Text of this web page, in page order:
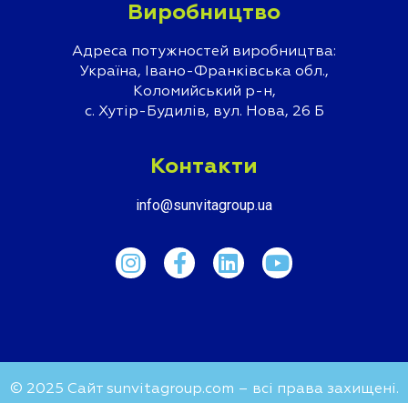
Виробництво
Адреса потужностей виробництва:
Україна, Івано-Франківська обл.,
Коломийський р-н,
с. Хутір-Будилів, вул. Нова, 26 Б
Контакти
info@sunvitagroup.ua
© 2025 Сайт sunvitagroup.com – всі права захищені.